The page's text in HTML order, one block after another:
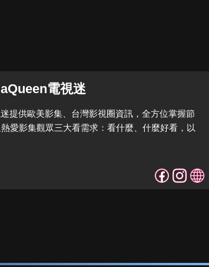
電視迷
提供歐美影集、台灣影視圈資訊，全方位掌握節
愛影集觀眾三大看需求：看什麼、什麼好看，以